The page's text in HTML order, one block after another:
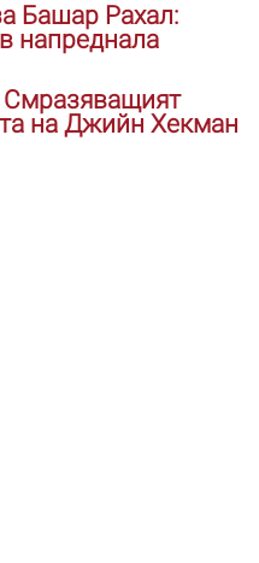
Башар Рахал:
напреднала
Смразяващият
на Джийн Хекман